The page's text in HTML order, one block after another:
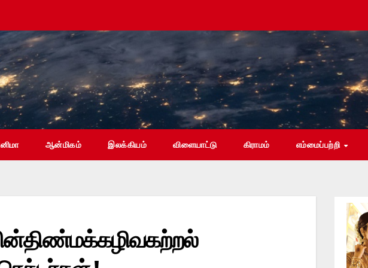
ஆன்மிகம் இலக்கியம் விளையாட்டு கிராமம் எம்மைப்பற்றி